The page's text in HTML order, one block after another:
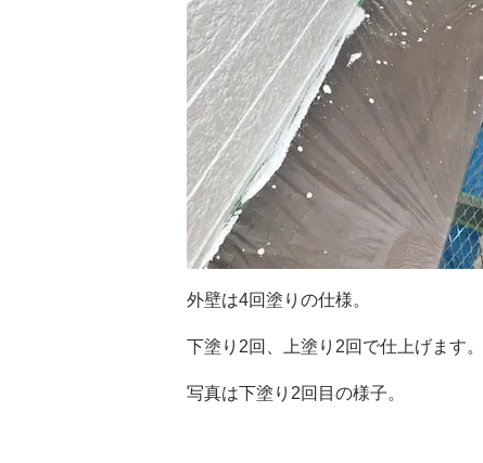
外壁は4回塗りの仕様。
下塗り2回、上塗り2回で仕上げます。
写真は下塗り2回目の様子。